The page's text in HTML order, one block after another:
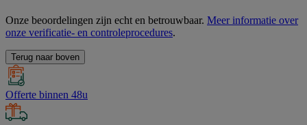
Onze beoordelingen zijn echt en betrouwbaar. Meer informatie over
onze verificatie- en controleprocedures.
Terug naar boven
Offerte binnen 48u